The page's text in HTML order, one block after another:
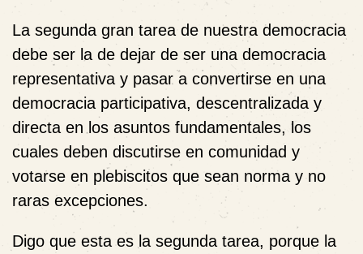
La segunda gran tarea de nuestra democracia
debe ser la de dejar de ser una democracia
representativa y pasar a convertirse en una
democracia participativa, descentralizada y
directa en los asuntos fundamentales, los
cuales deben discutirse en comunidad y
votarse en plebiscitos que sean norma y no
raras excepciones.
Digo que esta es la segunda tarea, porque la